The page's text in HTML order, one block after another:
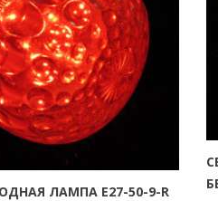
ЛАМПА E27-50-9-R